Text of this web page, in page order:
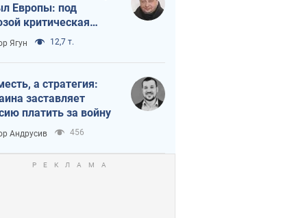
Европы: под
критическая
Ягун 12,7 т.
а стратегия:
заставляет
платить за войну
Андрусив 456